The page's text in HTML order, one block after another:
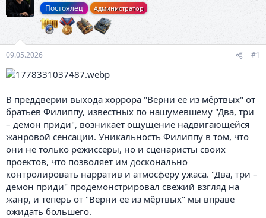
л
а
Постоялец Администратор
09.05.2026 #1
В преддверии выхода хоррора "Верни ее из мёртвых" от
братьев Филиппу, известных по нашумевшему "Два, три
– демон приди", возникает ощущение надвигающейся
жанровой сенсации. Уникальность Филиппу в том, что
они не только режиссеры, но и сценаристы своих
проектов, что позволяет им досконально
контролировать нарратив и атмосферу ужаса. "Два, три –
демон приди" продемонстрировал свежий взгляд на
жанр, и теперь от "Верни ее из мёртвых" мы вправе
ожидать большего.